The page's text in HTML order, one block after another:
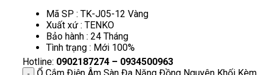
Mã SP : TK-J05-12 Vàng
Xuất xứ : TENKO
Bảo hành : 24 Tháng
Tình trạng : Mới 100%
Hotline: 0902187274 – 0934500963